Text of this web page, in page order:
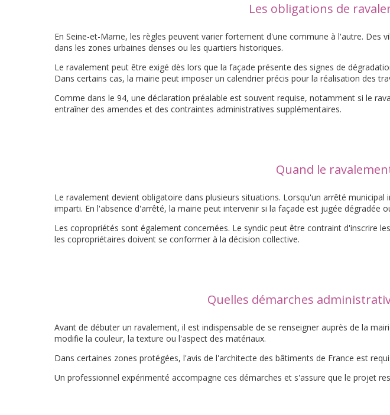
Les obligations de
En Seine-et-Marne, les règles peuvent varier fortement d'une commune à l'autre.
dans les zones urbaines denses ou les quartiers historiques.
Le ravalement peut être exigé dès lors que la façade présente des signes de
Dans certains cas, la mairie peut imposer un calendrier précis pour la réalisation des
Comme dans le 94, une déclaration préalable est souvent requise, notamment si le
entraîner des amendes et des contraintes administratives supplémentaires.
Quand le
Le ravalement devient obligatoire dans plusieurs situations. Lorsqu'un arrêté
imparti. En l'absence d'arrêté, la mairie peut intervenir si la façade est jugée dégradée
Les copropriétés sont également concernées. Le syndic peut être contraint d'inscrire
les copropriétaires doivent se conformer à la décision collective.
Quelles démarches
Avant de débuter un ravalement, il est indispensable de se renseigner auprès de la
modifie la couleur, la texture ou l'aspect des matériaux.
Dans certaines zones protégées, l'avis de l'architecte des bâtiments de France est
Un professionnel expérimenté accompagne ces démarches et s'assure que le projet